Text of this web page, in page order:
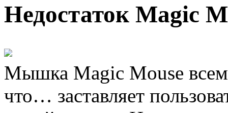
Недостаток Magic
Мышка Magic Mouse
что… заставляет